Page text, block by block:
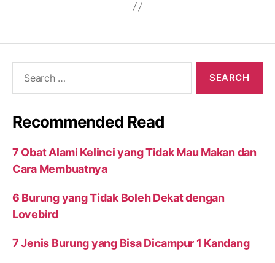
Recommended Read
7 Obat Alami Kelinci yang Tidak Mau Makan dan
Cara Membuatnya
6 Burung yang Tidak Boleh Dekat dengan
Lovebird
7 Jenis Burung yang Bisa Dicampur 1 Kandang